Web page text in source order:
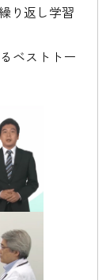
り返し学習
ベストトー